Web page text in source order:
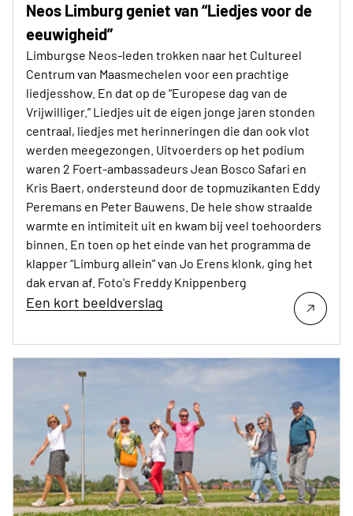
Neos Limburg geniet van “Liedjes voor de
eeuwigheid”
Limburgse Neos-leden trokken naar het Cultureel
Centrum van Maasmechelen voor een prachtige
liedjesshow. En dat op de “Europese dag van de
Vrijwilliger.” Liedjes uit de eigen jonge jaren stonden
centraal, liedjes met herinneringen die dan ook vlot
werden meegezongen. Uitvoerders op het podium
waren 2 Foert-ambassadeurs Jean Bosco Safari en
Kris Baert, ondersteund door de topmuzikanten Eddy
Peremans en Peter Bauwens. De hele show straalde
warmte en intimiteit uit en kwam bij veel toehoorders
binnen. En toen op het einde van het programma de
klapper “Limburg allein” van Jo Erens klonk, ging het
dak ervan af. Foto's Freddy Knippenberg
Een kort beeldverslag